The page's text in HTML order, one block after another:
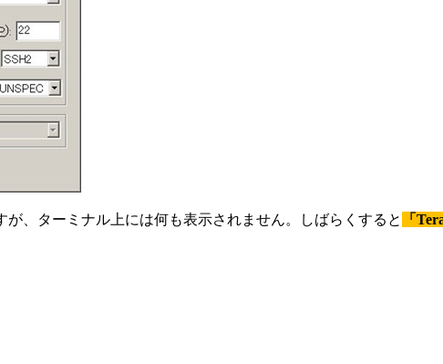
が、ターミナル上には何も表示されません。しばらくすると 「